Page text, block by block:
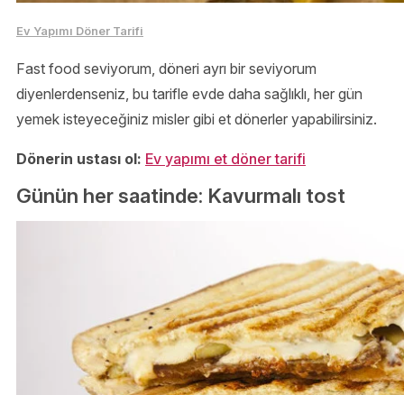
Ev Yapımı Döner Tarifi
Fast food seviyorum, döneri ayrı bir seviyorum
diyenlerdenseniz, bu tarifle evde daha sağlıklı, her gün
yemek isteyeceğiniz misler gibi et dönerler yapabilirsiniz.
Dönerin ustası ol: Ev yapımı et döner tarifi
Günün her saatinde: Kavurmalı tost